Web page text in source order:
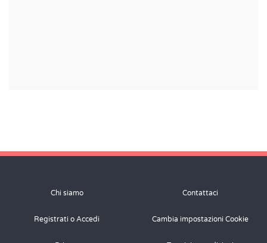
Chi siamo Contattaci
Registrati o Accedi Cambia impostazioni Cookie